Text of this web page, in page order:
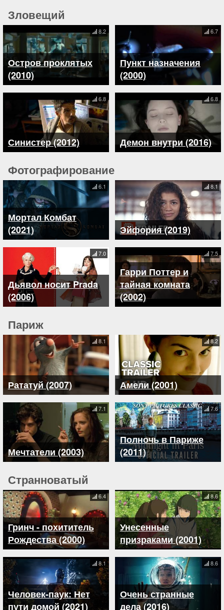
Зловещий
Остров проклятых
(2010)
8.2
Пункт назначения
(2000)
6.7
Синистер (2012)
6.8
Демон внутри (2016)
6.8
Фотографирование
Мортал Комбат
(2021)
6.1
Эйфория (2019)
8.1
Дьявол носит Prada
(2006)
7.0
Гарри Поттер и
тайная комната
(2002)
7.5
Париж
Рататуй (2007)
8.1
Амели (2001)
8.2
Мечтатели (2003)
7.1
Полночь в Париже
(2011)
7.6
Странноватый
Гринч - похититель
Рождества (2000)
6.4
Унесенные
призраками (2001)
8.6
Человек-паук: Нет
пути домой (2021)
8.1
Очень странные
дела (2016)
8.6